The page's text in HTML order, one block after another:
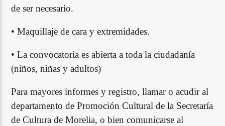
de ser necesario.
• Maquillaje de cara y extremidades.
• La convocatoria es abierta a toda la ciudadanía
(niños, niñas y adultos)
Para mayores informes y registro, llamar o acudir al
departamento de Promoción Cultural de la Secretaría
de Cultura de Morelia, o bien comunicarse al